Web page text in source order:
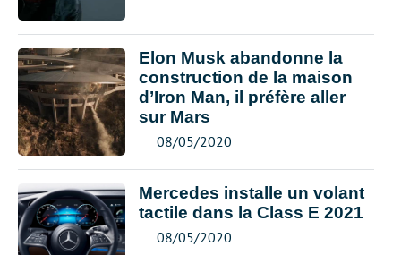
Elon Musk abandonne la
construction de la maison
d’Iron Man, il préfère aller
sur Mars
08/05/2020
Mercedes installe un volant
tactile dans la Class E 2021
08/05/2020